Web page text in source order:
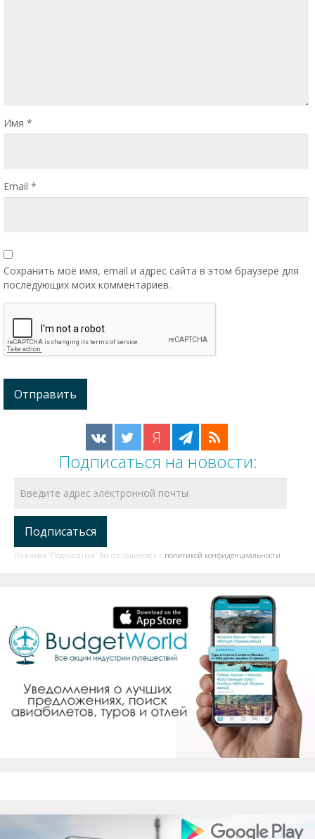
Имя *
Email *
Сохранить моё имя, email и адрес сайта в этом браузере для
последующих моих комментариев.
Я
Подписаться на новости:
Нажимая "Подписаться" Вы соглашаетесь с политикой конфиденциальности